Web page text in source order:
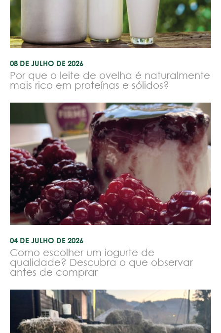
08 DE JULHO DE 2026
Por que o leite de ovelha é naturalmente
mais rico em proteínas e sólidos?
04 DE JULHO DE 2026
Como escolher um iogurte de
qualidade? Descubra o que observar
antes de comprar